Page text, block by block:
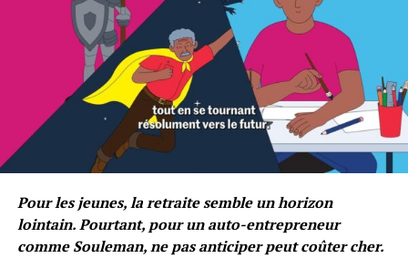
Pour les jeunes, la retraite semble un horizon
lointain. Pourtant, pour un auto-entrepreneur
comme Souleman, ne pas anticiper peut coûter cher.